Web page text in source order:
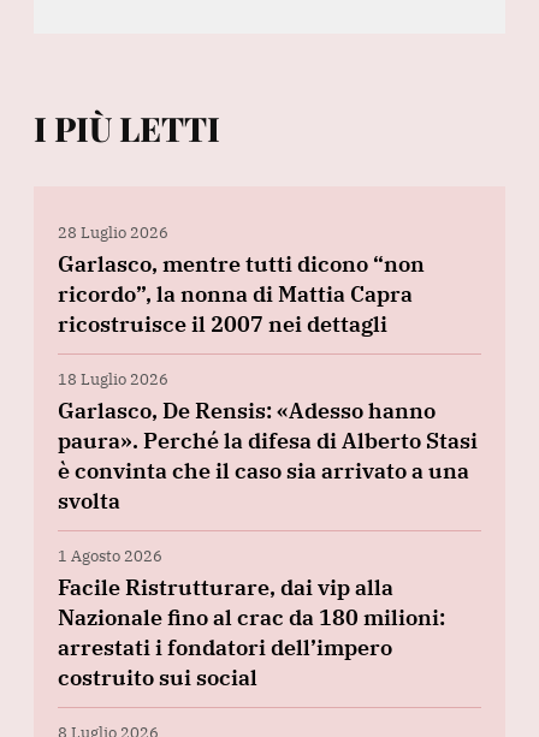
I PIÙ LETTI
28 Luglio 2026
Garlasco, mentre tutti dicono “non
ricordo”, la nonna di Mattia Capra
ricostruisce il 2007 nei dettagli
18 Luglio 2026
Garlasco, De Rensis: «Adesso hanno
paura». Perché la difesa di Alberto Stasi
è convinta che il caso sia arrivato a una
svolta
1 Agosto 2026
Facile Ristrutturare, dai vip alla
Nazionale fino al crac da 180 milioni:
arrestati i fondatori dell’impero
costruito sui social